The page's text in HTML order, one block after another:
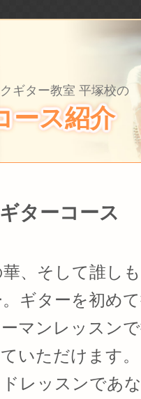
ギター教室 平塚校の
ース紹介
ターコース
、そして誰し
ギターを初め
マンレッスン
いただけます
レッスンであ